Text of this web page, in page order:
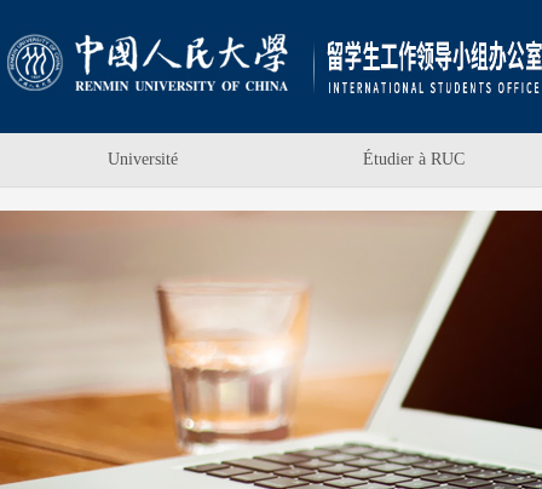
Université Étudier à RUC